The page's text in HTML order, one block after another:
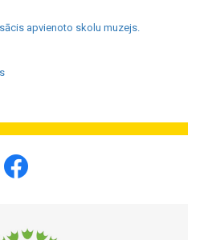
apvienoto skolu muzejs.